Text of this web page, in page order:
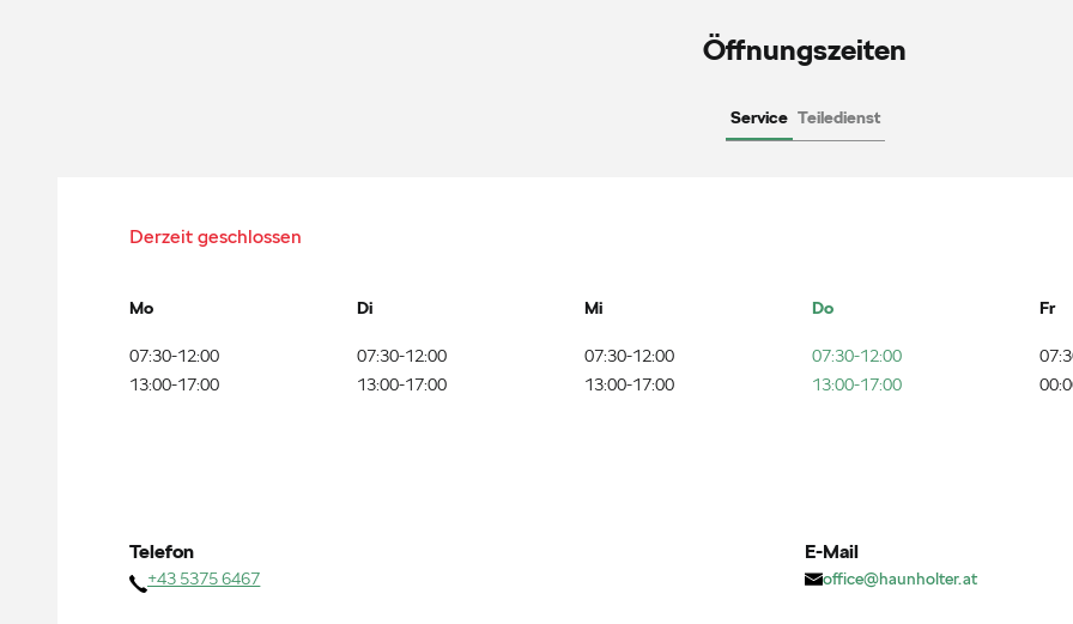
Öffnungszeiten
Service Teiledienst
Derzeit geschlossen
Mo
07:30-12:00
13:00-17:00
Di
07:30-12:00
13:00-17:00
Mi
07:30-12:00
13:00-17:00
Do
07:30-12:00
13:00-17:00
Fr
Telefon
+43 5375 6467
E-Mail
office@haunholter.at